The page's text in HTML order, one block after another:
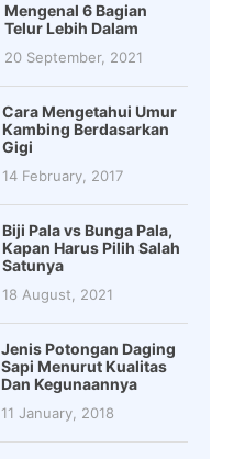
Mengenal 6 Bagian
Telur Lebih Dalam
20 September, 2021
Cara Mengetahui Umur
Kambing Berdasarkan
Gigi
14 February, 2017
Biji Pala vs Bunga Pala,
Kapan Harus Pilih Salah
Satunya
18 August, 2021
Jenis Potongan Daging
Sapi Menurut Kualitas
Dan Kegunaannya
11 January, 2018